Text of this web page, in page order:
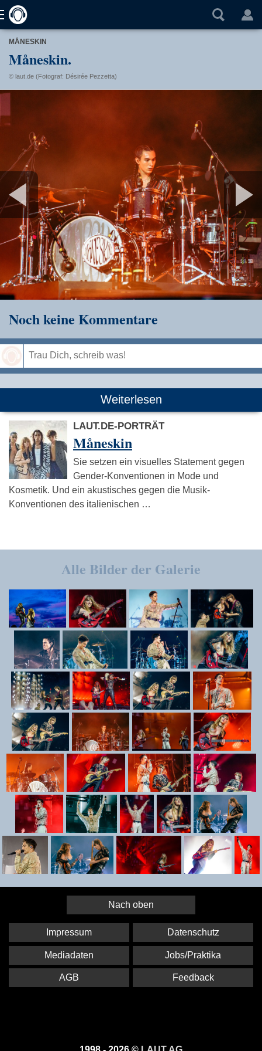
MÅNESKIN
Måneskin.
© laut.de (Fotograf: Désirée Pezzetta)
Noch keine Kommentare
Weiterlesen
LAUT.DE-PORTRÄT
Måneskin
Sie setzen ein visuelles Statement gegen
Gender-Konventionen in Mode und
Kosmetik. Und ein akustisches gegen die Musik-
Konventionen des italienischen …
Alle Bilder der Galerie
Nach oben
Impressum Datenschutz
Mediadaten Jobs/Praktika
AGB Feedback